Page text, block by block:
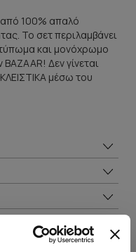
από 100% απαλό
Το σετ περιλαμβάνει
και μονόχρωμο
Δεν γίνεται
μέσω του